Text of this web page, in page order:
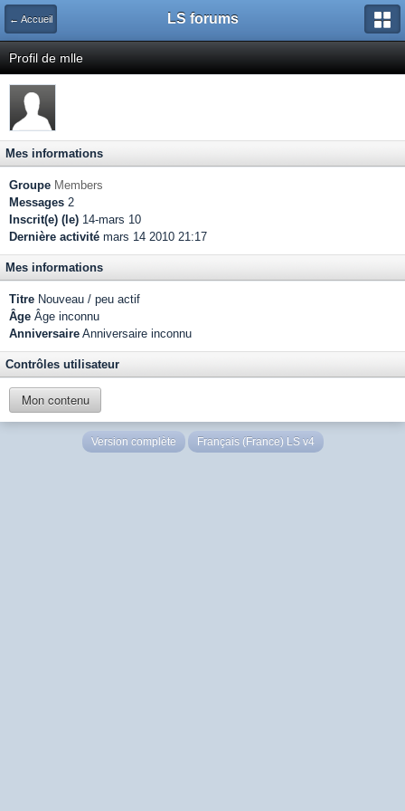
← Accueil LS forums
Profil de mlle
Mes informations
Groupe Members
Messages 2
Inscrit(e) (le) 14-mars 10
Dernière activité mars 14 2010 21:17
Mes informations
Titre Nouveau / peu actif
Âge Âge inconnu
Anniversaire Anniversaire inconnu
Contrôles utilisateur
Mon contenu
Version complète Français (France) LS v4